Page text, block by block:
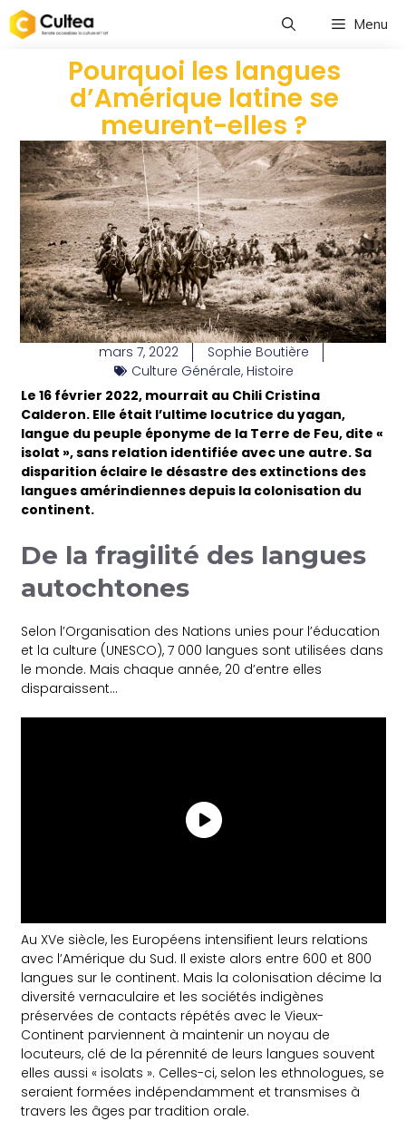
Menu
Pourquoi les langues
d’Amérique latine se
meurent-elles ?
mars 7, 2022
Sophie Boutière
Culture Générale, Histoire
Le 16 février 2022, mourrait au Chili Cristina
Calderon. Elle était l’ultime locutrice du yagan,
langue du peuple éponyme de la Terre de Feu, dite «
isolat », sans relation identifiée avec une autre. Sa
disparition éclaire le désastre des extinctions des
langues amérindiennes depuis la colonisation du
continent.
De la fragilité des langues
autochtones
Selon l’Organisation des Nations unies pour l’éducation
et la culture (UNESCO), 7 000 langues sont utilisées dans
le monde. Mais chaque année, 20 d’entre elles
disparaissent…
Au XVe siècle, les Européens intensifient leurs relations
avec l’Amérique du Sud. Il existe alors entre 600 et 800
langues sur le continent. Mais la colonisation décime la
diversité vernaculaire et les sociétés indigènes
préservées de contacts répétés avec le Vieux-
Continent parviennent à maintenir un noyau de
locuteurs, clé de la pérennité de leurs langues souvent
elles aussi « isolats ». Celles-ci, selon les ethnologues, se
seraient formées indépendamment et transmises à
travers les âges par tradition orale.